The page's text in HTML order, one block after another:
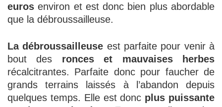
euros environ et est donc bien plus abordable
que la débroussailleuse.
La débroussailleuse est parfaite pour venir à
bout des ronces et mauvaises herbes
récalcitrantes. Parfaite donc pour faucher de
grands terrains laissés à l’abandon depuis
quelques temps. Elle est donc plus puissante